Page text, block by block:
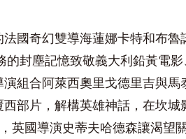
國奇幻雙導海蓮娜卡特和布魯
的封塵記憶致敬義大利鉛黃電
組合阿萊西奧里戈德里吉與馬
部片，解構英雄神話，在坎
，英國導演史蒂夫哈德森讓渴望